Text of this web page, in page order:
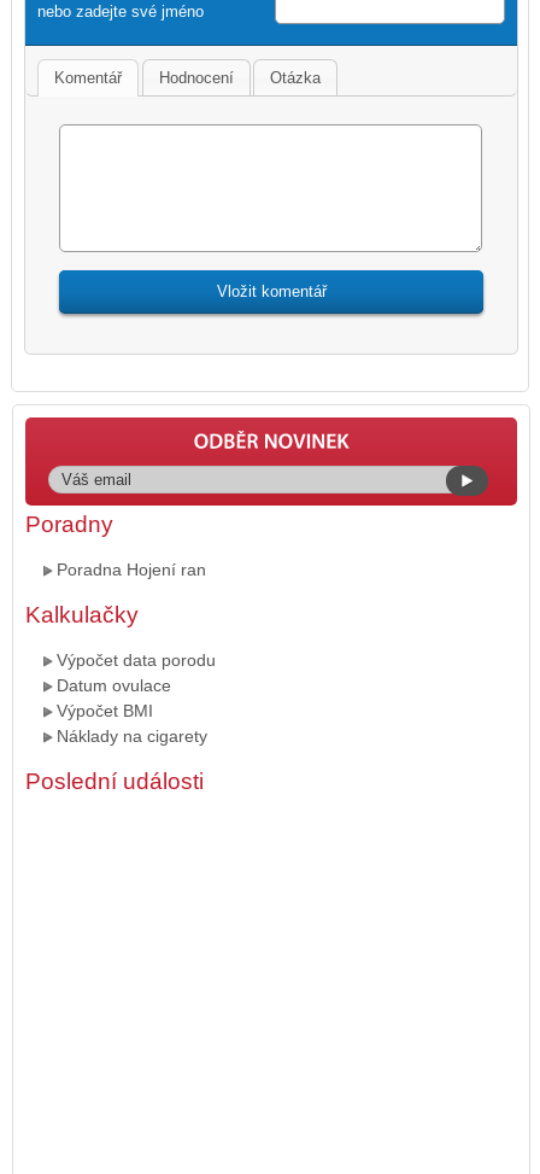
nebo zadejte své jméno
Komentář Hodnocení Otázka
Poradny
Poradna Hojení ran
Kalkulačky
Výpočet data porodu
Datum ovulace
Výpočet BMI
Náklady na cigarety
Poslední události